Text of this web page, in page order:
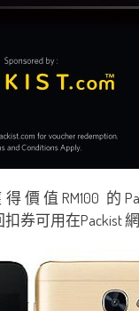
值RM100 的
扣券可用在